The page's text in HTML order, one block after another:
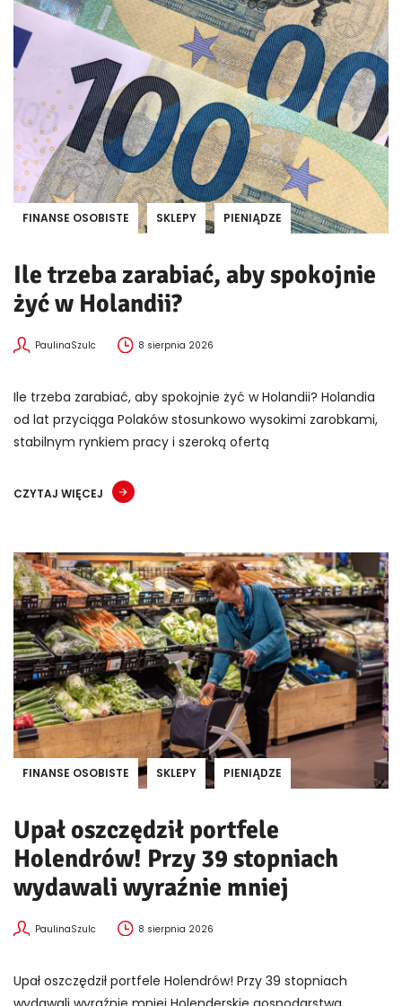
FINANSE OSOBISTE SKLEPY PIENIĄDZE
Ile trzeba zarabiać, aby spokojnie
żyć w Holandii?
PaulinaSzulc 8 sierpnia 2026
Ile trzeba zarabiać, aby spokojnie żyć w Holandii? Holandia
od lat przyciąga Polaków stosunkowo wysokimi zarobkami,
stabilnym rynkiem pracy i szeroką ofertą
CZYTAJ WIĘCEJ
FINANSE OSOBISTE SKLEPY PIENIĄDZE
Upał oszczędził portfele
Holendrów! Przy 39 stopniach
wydawali wyraźnie mniej
PaulinaSzulc 8 sierpnia 2026
Upał oszczędził portfele Holendrów! Przy 39 stopniach